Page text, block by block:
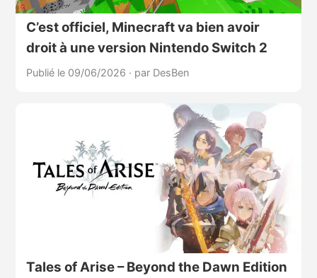
C’est officiel, Minecraft va bien avoir
droit à une version Nintendo Switch 2
Publié le 09/06/2026 · par DesBen
Tales of Arise – Beyond the Dawn Edition